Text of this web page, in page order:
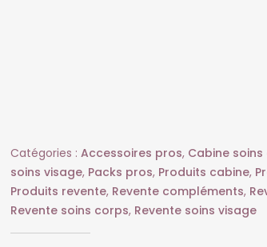
Catégories :Accessoires pros, Cabine
soins visage, Packs pros, Produits cabine,
Produits revente, Revente compléments,
Revente soins corps, Revente soins visage